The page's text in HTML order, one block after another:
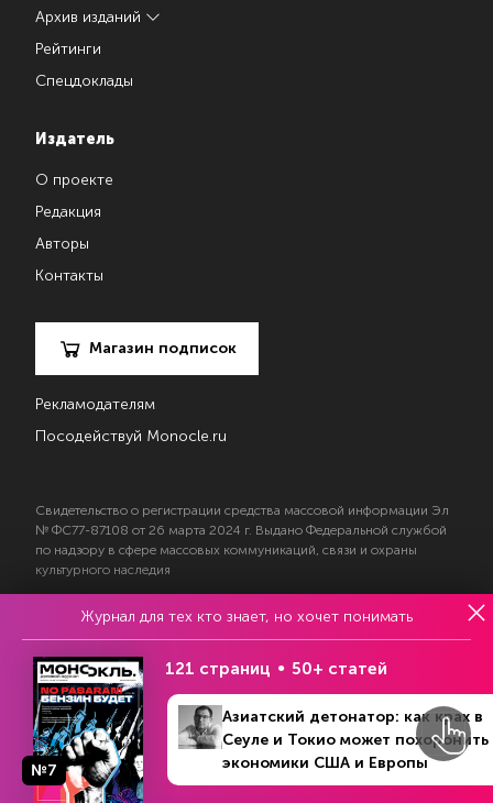
Архив изданий
Рейтинги
Спецдоклады
Издатель
О проекте
Редакция
Авторы
Контакты
Магазин подписок
Рекламодателям
Посодействуй Monocle.ru
Свидетельство о регистрации средства массовой информации Эл
№ ФС77-87108 от 26 марта 2024 г. Выдано Федеральной службой
по надзору в сфере массовых коммуникаций, связи и охраны
культурного наследия
© 2017—2026 АНО «Творческий коллектив Эксперт»
Политика конфиденциальности
Условия использования материалов
Согласие на обработку персональных данных
Журнал для тех кто знает, но хочет понимать
№7
121 страниц 50+ статей
Азиатский детонатор: как крах в
Сеуле и Токио может похоронить
экономики США и Европы